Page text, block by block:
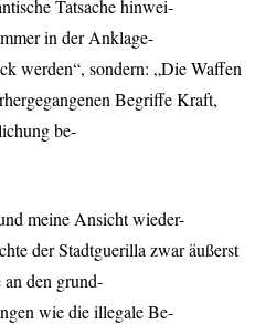
Tatsache hinwei-
in der Anklage-
werden“, sondern: „Die Waffen
Begriffe Kraft,
be-
meine Ansicht wieder-
der Stadtguerilla zwar äußerst
den grund-
wie die illegale Be-